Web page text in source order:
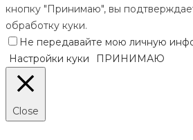
кнопку "Принимаю", вы
обработку куки.
Не передавайте мою личную
Настройки куки
ПРИНИМАЮ
Close